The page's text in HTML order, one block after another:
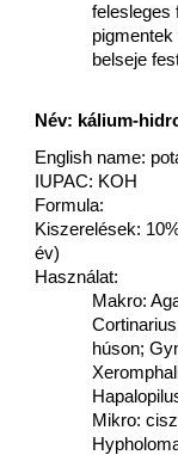
felesleges
belseje
Név: kálium-
English name:
IUPAC: KOH
Formula:
Kiszerelések:
év)
Használat:
Makro:
húson;
Mikro: